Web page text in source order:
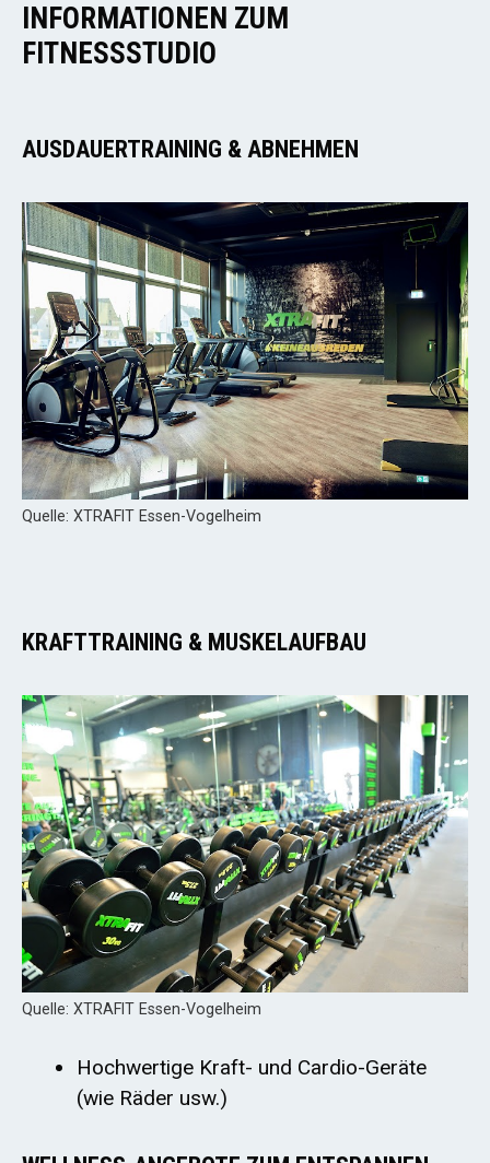
INFORMATIONEN ZUM
FITNESSSTUDIO
AUSDAUERTRAINING & ABNEHMEN
Quelle: XTRAFIT Essen-Vogelheim
KRAFTTRAINING & MUSKELAUFBAU
Quelle: XTRAFIT Essen-Vogelheim
Hochwertige Kraft- und Cardio-Geräte
(wie Räder usw.)